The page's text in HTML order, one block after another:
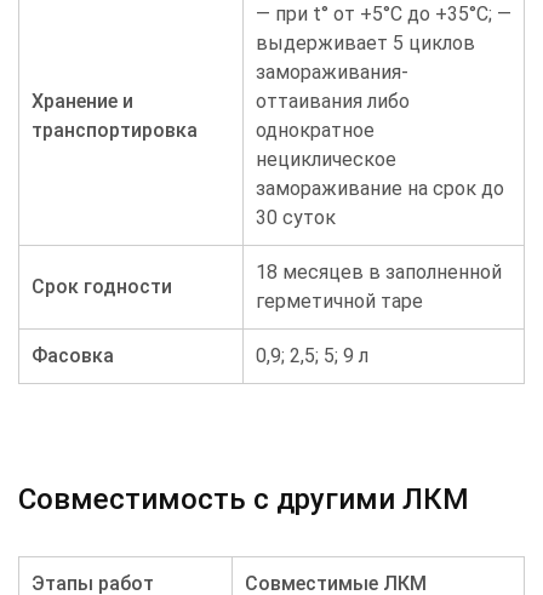
Хранение и
транспортировка
— при t° от +5°С до +35°С; —
выдерживает 5 циклов
замораживания-
оттаивания либо
однократное
нециклическое
замораживание на срок до
30 суток
Срок годности
18 месяцев в заполненной
герметичной таре
Фасовка 0,9; 2,5; 5; 9 л
Совместимость с другими ЛКМ
Этапы работ Совместимые ЛКМ